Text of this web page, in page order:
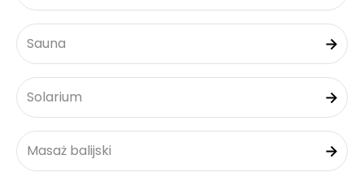
Sauna
Solarium
Masaż balijski